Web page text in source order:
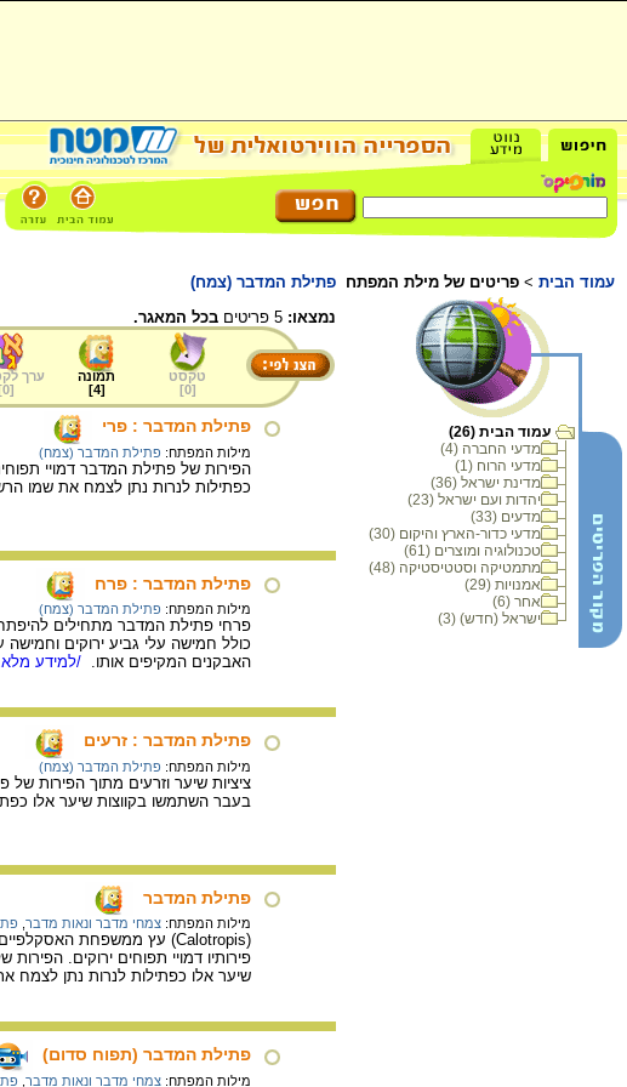
עמוד הבית > פריטים של מילת המפתח פתילת המדבר (צמח)
עמוד הבית (26)
מדעי החברה (4)
מדעי הרוח (1)
מדינת ישראל (36)
יהדות ועם ישראל (23)
מדעים (33)
מדעי כדור-הארץ והיקום (30)
טכנולוגיה ומוצרים (61)
מתמטיקה וסטטיסטיקה (48)
אמנויות (29)
אחר (6)
ישראל (חדש) (3)
נמצאו: בכל המאגר.
טקסט
[
0
]
תמונה
[
4
]
ערך
[
0
פתילת המדבר : פרי
מילות המפתח: פתילת המדבר (צמח)
הפירות של פתילת המדבר דמויי
כפתילות לנרות נתן לצמח את שמו
פתילת המדבר : פרח
מילות המפתח: פתילת המדבר (צמח)
פרחי פתילת המדבר מתחילים
כולל חמישה עלי גביע ירוקים
האבקנים המקיפים אותו.
/למידע
פתילת המדבר : זרעים
מילות המפתח: פתילת המדבר (צמח)
ציציות שיער וזרעים מתוך הפירות של
בעבר השתמשו בקווצות שיער אלו
פתילת המדבר
מילות המפתח: צמחי מדבר ונאות מדבר
פירותיו דמויי תפוחים ירוקים.
שיער אלו כפתילות לנרות נתן
פתילת המדבר (תפוח סדום)
מילות המפתח: צמחי מדבר ונאות מדבר